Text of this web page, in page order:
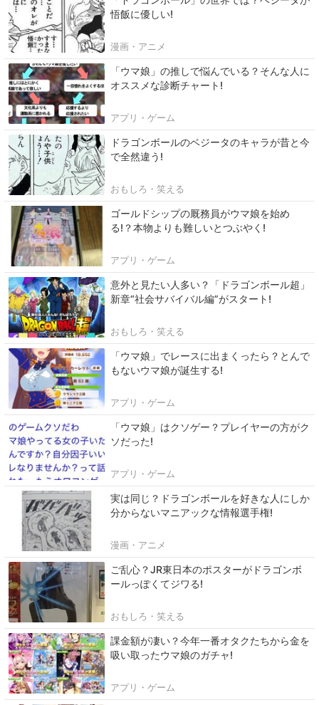
悟飯に優しい!
漫画・アニメ
「ウマ娘」の推しで悩んでいる？そんな人に
オススメな診断チャート!
アプリ・ゲーム
ドラゴンボールのベジータのキャラが昔と今
で全然違う!
おもしろ・笑える
ゴールドシップの厩務員がウマ娘を始め
る!？本物よりも難しいとつぶやく!
アプリ・ゲーム
意外と見たい人多い？「ドラゴンボール超」
新章“社会サバイバル編”がスタート!
おもしろ・笑える
「ウマ娘」でレースに出まくったら？とんで
もないウマ娘が誕生する!
アプリ・ゲーム
「ウマ娘」はクソゲー？プレイヤーの方がク
ソだった!
アプリ・ゲーム
実は同じ？ドラゴンボールを好きな人にしか
分からないマニアックな情報選手権!
漫画・アニメ
ご乱心？JR東日本のポスターがドラゴンボ
ールっぽくてジワる!
おもしろ・笑える
課金額が凄い？今年一番オタクたちから金を
吸い取ったウマ娘のガチャ!
アプリ・ゲーム